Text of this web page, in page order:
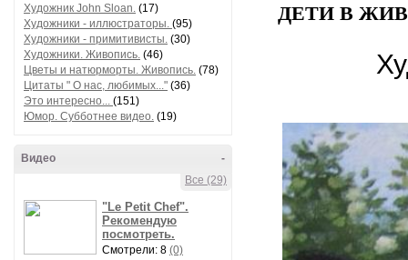
Художник John Sloan. (17)
Художники - иллюстраторы. (95)
Художники - примитивисты. (30)
Художники. Живопись. (46)
Цветы и натюрморты. Живопись. (78)
Цитаты " О нас, любимых..." (36)
Это интересно... (151)
Юмор. Субботнее видео. (19)
-
Видео
Все (29)
"Le Petit Chef".
Рекомендую
посмотреть.
Смотрели: 8 (0)
ДЕТИ В